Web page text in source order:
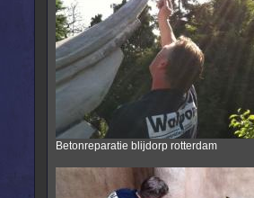
Betonreparatie blijdorp rotterdam